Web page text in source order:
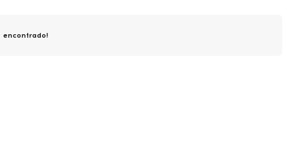
encontrado!